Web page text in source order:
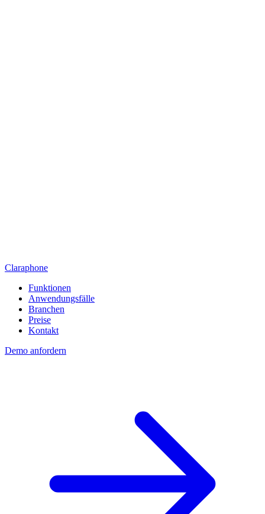
Claraphone
Funktionen
Anwendungsfälle
Branchen
Preise
Kontakt
Demo anfordern